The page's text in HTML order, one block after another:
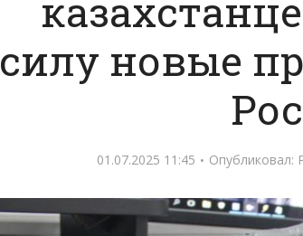
силу новые
01.07.2025 11:45 Опубликовал: